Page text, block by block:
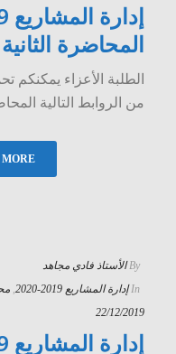
المحاضرة
الطلبة الأعزاء يمكنكم
من الروابط التالية
By الأستاذ فادي مجاهد
In إدارة المشاريع 2019-2020 ,
22/12/2019